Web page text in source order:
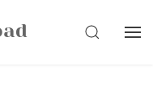
SEARCH